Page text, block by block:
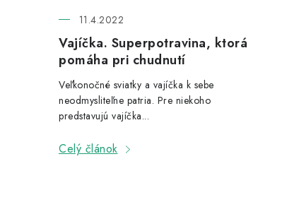
Vajíčka. Superpotravina, ktorá
pomáha pri chudnutí
11.4.2022
Veľkonočné sviatky a vajíčka k sebe
neodmysliteľne patria. Pre niekoho
predstavujú vajíčka...
Celý článok